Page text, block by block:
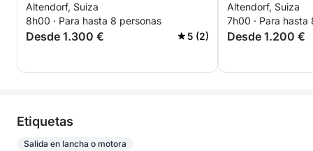
completo con paisajes
espectaculares
Altendorf, Suiza
8h00 · Para hasta 8 personas
Desde 1.300 € 5 (2)
completo para
cumpleaños o
Altendorf, Suiza
7h00 · Para hasta
Desde 1.200 €
Etiquetas
Salida en lancha o motora